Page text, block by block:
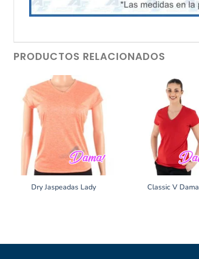
PRODUCTOS RELACIONADOS
Dry Jaspeadas Lady Classic V Dama